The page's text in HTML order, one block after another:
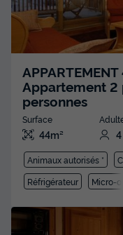
Appartement 2
personnes
Surface
44m² 4
Animaux autorisés *
Réfrigérateur
Micro-